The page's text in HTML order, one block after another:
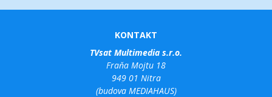
KONTAKT
TVsat Multimedia s.r.o.
Fraňa Mojtu 18
949 01 Nitra
(budova MEDIAHAUS)